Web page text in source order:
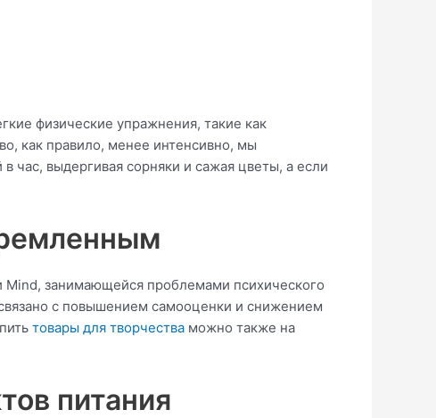
физические упражнения, такие как
как правило, менее интенсивно, мы
час, выдергивая сорняки и сажая цветы, а если
Mind, занимающейся проблемами психического
с повышением самооценки и снижением
товары для творчества можно также на
питания